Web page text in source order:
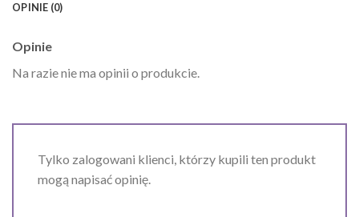
OPINIE (0)
Opinie
Na razie nie ma opinii o produkcie.
Tylko zalogowani klienci, którzy kupili ten produkt
mogą napisać opinię.